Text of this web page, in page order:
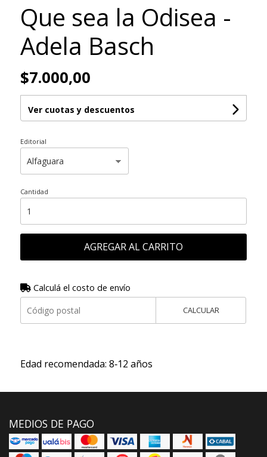
Que sea la Odisea -
Adela Basch
$7.000,00
Ver cuotas y descuentos
Editorial
Cantidad
AGREGAR AL CARRITO
Calculá el costo de envío
CALCULAR
Edad recomendada: 8‑12 años
MEDIOS DE PAGO